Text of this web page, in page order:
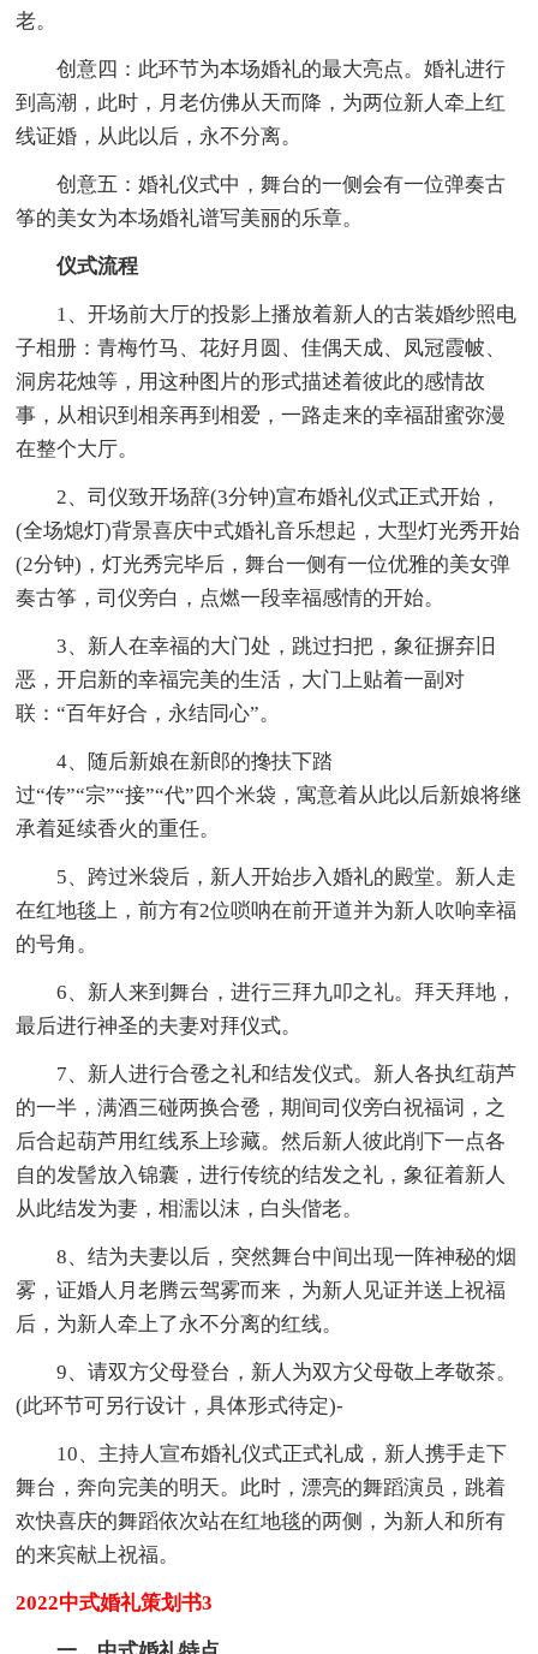
老。
创意四：此环节为本场婚礼的最大亮点。婚礼进行
到高潮，此时，月老仿佛从天而降，为两位新人牵上红
线证婚，从此以后，永不分离。
创意五：婚礼仪式中，舞台的一侧会有一位弹奏古
筝的美女为本场婚礼谱写美丽的乐章。
仪式流程
1、开场前大厅的投影上播放着新人的古装婚纱照电
子相册：青梅竹马、花好月圆、佳偶天成、凤冠霞帔、
洞房花烛等，用这种图片的形式描述着彼此的感情故
事，从相识到相亲再到相爱，一路走来的幸福甜蜜弥漫
在整个大厅。
2、司仪致开场辞(3分钟)宣布婚礼仪式正式开始，
(全场熄灯)背景喜庆中式婚礼音乐想起，大型灯光秀开始
(2分钟)，灯光秀完毕后，舞台一侧有一位优雅的美女弹
奏古筝，司仪旁白，点燃一段幸福感情的开始。
3、新人在幸福的大门处，跳过扫把，象征摒弃旧
恶，开启新的幸福完美的生活，大门上贴着一副对
联：“百年好合，永结同心”。
4、随后新娘在新郎的搀扶下踏
过“传”“宗”“接”“代”四个米袋，寓意着从此以后新娘将继
承着延续香火的重任。
5、跨过米袋后，新人开始步入婚礼的殿堂。新人走
在红地毯上，前方有2位唢呐在前开道并为新人吹响幸福
的号角。
6、新人来到舞台，进行三拜九叩之礼。拜天拜地，
最后进行神圣的夫妻对拜仪式。
7、新人进行合卺之礼和结发仪式。新人各执红葫芦
的一半，满酒三碰两换合卺，期间司仪旁白祝福词，之
后合起葫芦用红线系上珍藏。然后新人彼此削下一点各
自的发髻放入锦囊，进行传统的结发之礼，象征着新人
从此结发为妻，相濡以沫，白头偕老。
8、结为夫妻以后，突然舞台中间出现一阵神秘的烟
雾，证婚人月老腾云驾雾而来，为新人见证并送上祝福
后，为新人牵上了永不分离的红线。
9、请双方父母登台，新人为双方父母敬上孝敬茶。
(此环节可另行设计，具体形式待定)-
10、主持人宣布婚礼仪式正式礼成，新人携手走下
舞台，奔向完美的明天。此时，漂亮的舞蹈演员，跳着
欢快喜庆的舞蹈依次站在红地毯的两侧，为新人和所有
的来宾献上祝福。
2022中式婚礼策划书3